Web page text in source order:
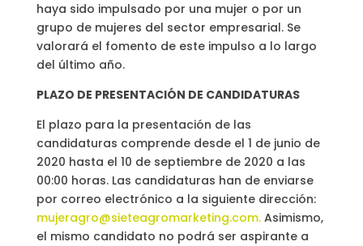
haya sido impulsado por una mujer o por un
grupo de mujeres del sector empresarial. Se
valorará el fomento de este impulso a lo largo
del último año.
PLAZO DE PRESENTACIÓN DE CANDIDATURAS
El plazo para la presentación de las
candidaturas comprende desde el 1 de junio de
2020 hasta el 10 de septiembre de 2020 a las
00:00 horas. Las candidaturas han de enviarse
por correo electrónico a la siguiente dirección:
mujeragro@sieteagromarketing.com.Asimismo,
el mismo candidato no podrá ser aspirante a